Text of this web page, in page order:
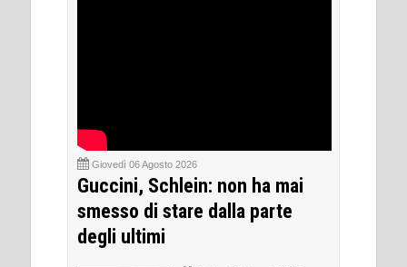
Giovedì 06 Agosto 2026
Guccini, Schlein: non ha mai
smesso di stare dalla parte
degli ultimi